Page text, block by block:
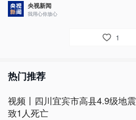
央视新闻
我用心你放心
1
热门推荐
视频丨四川宜宾市高县4.9级地震
致1人死亡